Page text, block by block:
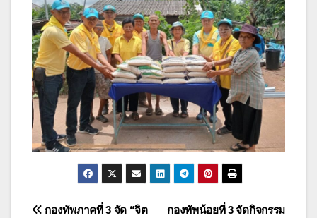
กองทัพน้อยที่ 3 จัดกิจกรรม
กองทัพภาคที่ 3 จัด “จิต